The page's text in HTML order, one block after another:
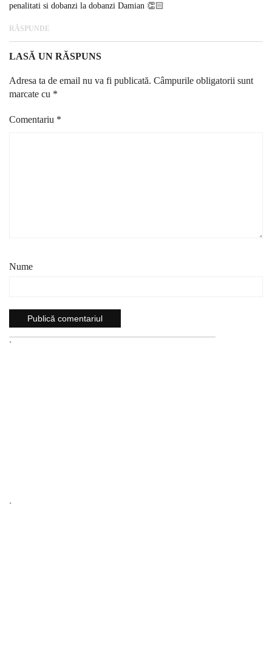
penalitati si dobanzi la dobanzi Damian 👏🏻
RĂSPUNDE
LASĂ UN RĂSPUNS
Adresa ta de email nu va fi publicată. Câmpurile obligatorii sunt
marcate cu *
Comentariu *
Nume
`
`